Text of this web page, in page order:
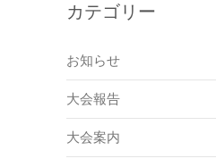
カテゴリー
お知らせ
大会報告
大会案内